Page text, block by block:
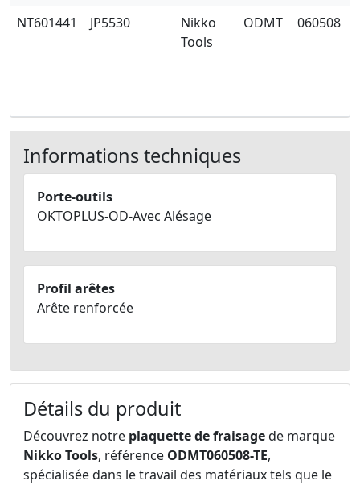
NT601441
JP5530
Nikko
Tools
ODMT 060508
Informations techniques
Porte-outils
OKTOPLUS-OD-Avec Alésage
Profil arêtes
Arête renforcée
Détails du produit
Découvrez notre plaquette de fraisagede marque
Nikko Tools, référence ODMT060508-TE,
spécialisée dans le travail des matériaux tels que le